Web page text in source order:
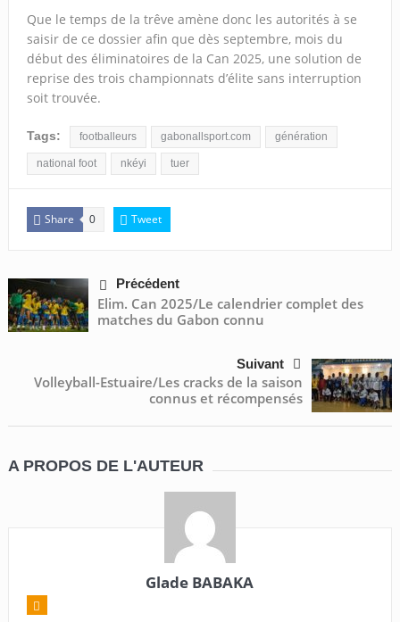
Que le temps de la trêve amène donc les autorités à se
saisir de ce dossier afin que dès septembre, mois du
début des éliminatoires de la Can 2025, une solution de
reprise des trois championnats d’élite sans interruption
soit trouvée.
Tags: footballeurs gabonallsport.com génération
national foot nkéyi tuer
Share 0 Tweet
Précédent
Elim. Can 2025/Le calendrier complet des
matches du Gabon connu
Suivant
Volleyball-Estuaire/Les cracks de la saison
connus et récompensés
A PROPOS DE L'AUTEUR
Glade BABAKA